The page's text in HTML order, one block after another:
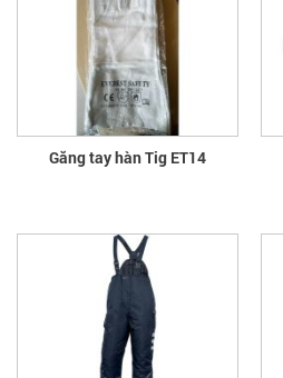
Găng tay hàn Tig ET14